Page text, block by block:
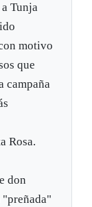
Tunja
motivo
que
campaña
Rosa.
don